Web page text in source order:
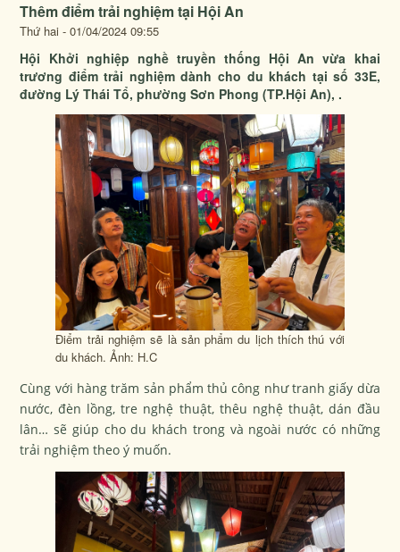
Thêm điểm trải nghiệm tại Hội An
Thứ hai - 01/04/2024 09:55
Hội Khởi nghiệp nghề truyền thống Hội An vừa khai
trương điểm trải nghiệm dành cho du khách tại số 33E,
đường Lý Thái Tổ, phường Sơn Phong (TP.Hội An), .
Điểm trải nghiệm sẽ là sản phẩm du lịch thích thú với
du khách. Ảnh: H.C
Cùng với hàng trăm sản phẩm thủ công như tranh giấy dừa
nước, đèn lồng, tre nghệ thuật, thêu nghệ thuật, dán đầu
lân… sẽ giúp cho du khách trong và ngoài nước có những
trải nghiệm theo ý muốn.